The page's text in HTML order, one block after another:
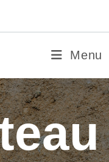
Menu